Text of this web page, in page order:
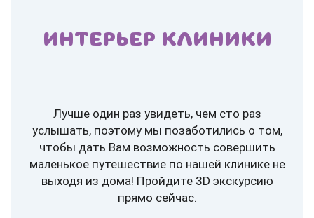
ИНТЕРЬЕР КЛИНИКИ
Лучше один раз увидеть, чем сто раз
услышать, поэтому мы позаботились о том,
чтобы дать Вам возможность совершить
маленькое путешествие по нашей клинике не
выходя из дома! Пройдите 3D экскурсию
прямо сейчас.